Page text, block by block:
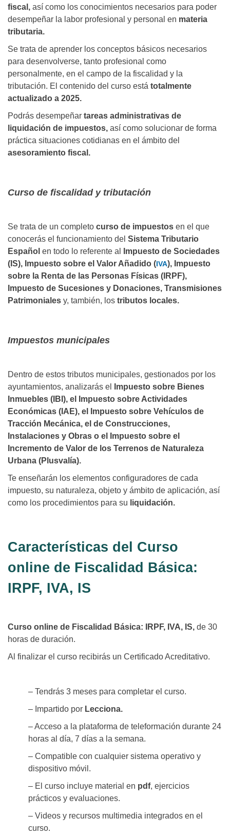
fiscal, así como los conocimientos necesarios para poder
desempeñar la labor profesional y personal en materia
tributaria.
Se trata de aprender los conceptos básicos necesarios
para desenvolverse, tanto profesional como
personalmente, en el campo de la fiscalidad y la
tributación. El contenido del curso está totalmente
actualizado a 2025.
Podrás desempeñar tareas administrativas de
liquidación de impuestos, así como solucionar de forma
práctica situaciones cotidianas en el ámbito del
asesoramiento fiscal.
Curso de fiscalidad y tributación
Se trata de un completo curso de impuestos en el que
conocerás el funcionamiento del Sistema Tributario
Español en todo lo referente al
Impuesto de Sociedades
(IS), Impuesto sobre el Valor Añadido (IVA), Impuesto
sobre la Renta de las Personas Físicas (IRPF),
Impuesto de Sucesiones y Donaciones, Transmisiones
Patrimoniales y, también, los tributos locales.
Impuestos municipales
Dentro de estos tributos municipales, gestionados por los
ayuntamientos, analizarás el
Impuesto sobre Bienes
Inmuebles (IBI), el Impuesto sobre Actividades
Económicas (IAE), el Impuesto sobre Vehículos de
Tracción Mecánica, el de Construcciones,
Instalaciones y Obras o el Impuesto sobre el
Incremento de Valor de los Terrenos de Naturaleza
Urbana (Plusvalía).
Te enseñarán los elementos configuradores de cada
impuesto, su naturaleza, objeto y ámbito de aplicación, así
como los procedimientos para su liquidación.
Características del Curso
online de Fiscalidad Básica:
IRPF, IVA, IS
Curso online de Fiscalidad Básica: IRPF, IVA, IS, de 30
horas de duración.
Al finalizar el curso recibirás un Certificado Acreditativo.
– Tendrás 3 meses para completar el curso.
– Impartido por Lecciona.
– Acceso a la plataforma de teleformación durante 24
horas al día, 7 días a la semana.
– Compatible con cualquier sistema operativo y
dispositivo móvil.
– El curso incluye material en pdf, ejercicios
prácticos y evaluaciones.
– Videos y recursos multimedia integrados en el
curso.